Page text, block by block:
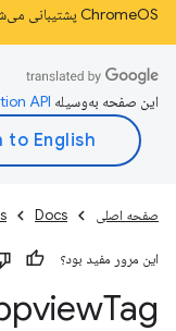
ChromeOS پشتیبانی می‌شود. درباره
این صفحه به‌وسیله
صفحه اصلی Docs
این مرور مفید بود؟
Tag